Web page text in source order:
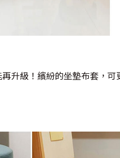
升級！繽紛的坐墊布套，